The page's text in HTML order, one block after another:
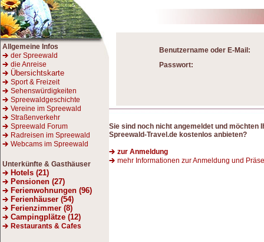
Allgemeine Infos
der Spreewald
die Anreise
Übersichtskarte
Sport & Freizeit
Sehenswürdigkeiten
Spreewaldgeschichte
Vereine im Spreewald
Straßenverkehr
Spreewald Forum
Radreisen im Spreewald
Webcams im Spreewald
Unterkünfte & Gasthäuser
Hotels (21)
Pensionen (27)
Ferienwohnungen (96)
Ferienhäuser (54)
Ferienzimmer (8)
Campingplätze (12)
Restaurants & Cafes
Benutzername oder E-Mail:
Passwort:
Sie sind noch nicht angemeldet und möchten
Spreewald-Travel.de kostenlos anbieten?
zur Anmeldung
mehr Informationen zur Anmeldung und